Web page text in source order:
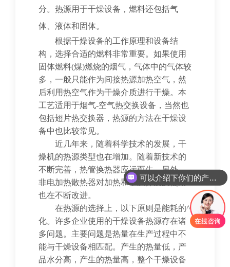
分。热源用于干燥设备，燃料还包括气
体、液体和固体。
根据干燥设备的工作原理和设备结
构，选择合适的燃料非常重要。如果使用
固体燃料(煤)燃烧的烟气，气体中的气体较
多，一般只能作为间接热源加热空气，然
后利用热空气作为干燥介质进行干燥。本
工艺适用于烟气-空气热交换设备，当然也
包括翅片热交换器，热源的方法在干燥设
备中也比较常见。
近几年来，随着科学技术的发展，干
燥机的热源类型也在增加。随着新技术的
不断完善，热管换热器应运而生。另外，
非电加热散热器对加热和干燥介质的使用
也在不断改进。
在热源的选择上，以下原则是能耗的^
化。许多企业使用的干燥设备热源存在诸
多问题。主要问题是热量在生产过程中不
能与干燥设备相匹配。产生的热量低，产
品水分高，产生的热量高，整个干燥设备
可以介绍下你们的产品么